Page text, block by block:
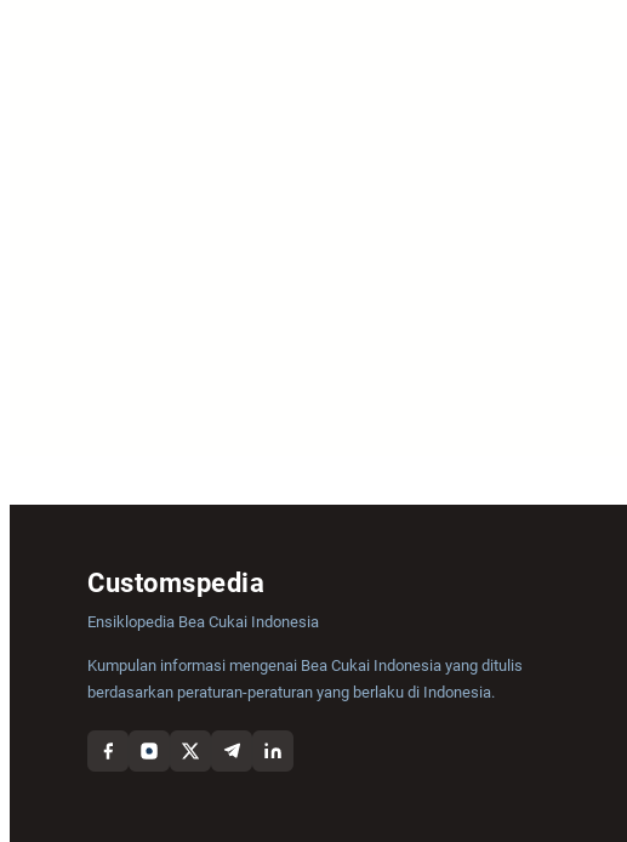
Customspedia
Ensiklopedia Bea Cukai Indonesia
Kumpulan informasi mengenai Bea Cukai Indonesia yang ditulis
berdasarkan peraturan-peraturan yang berlaku di Indonesia.